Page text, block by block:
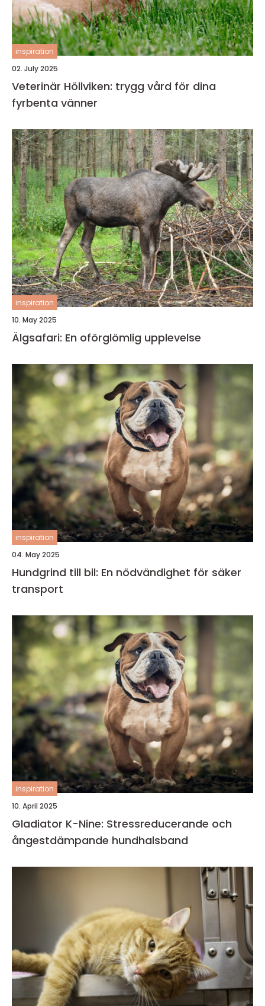
inspiration
02. July 2025
Veterinär Höllviken: trygg vård för dina
fyrbenta vänner
inspiration
10. May 2025
Älgsafari: En oförglömlig upplevelse
inspiration
04. May 2025
Hundgrind till bil: En nödvändighet för säker
transport
inspiration
10. April 2025
Gladiator K-Nine: Stressreducerande och
ångestdämpande hundhalsband